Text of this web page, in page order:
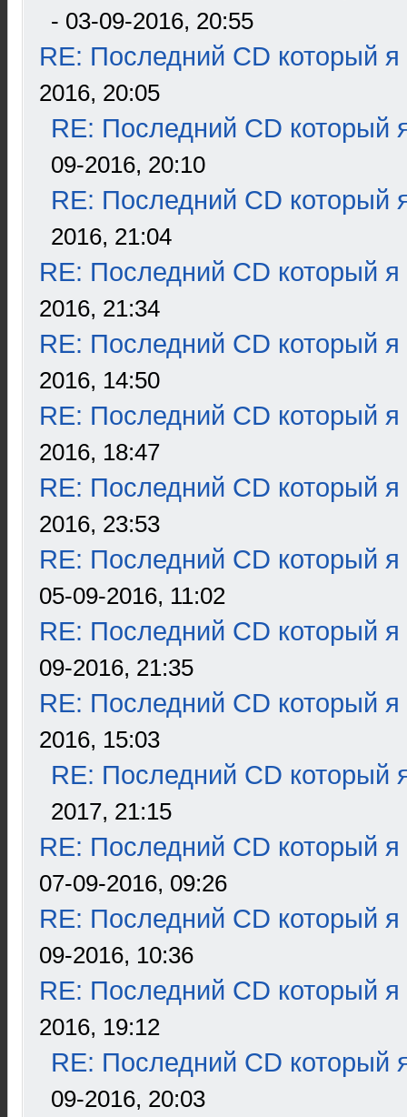
- 03-09-2016, 20:55
RE: Последний CD который я
2016, 20:05
RE: Последний CD который
09-2016, 20:10
RE: Последний CD который
2016, 21:04
RE: Последний CD который я
2016, 21:34
RE: Последний CD который я
2016, 14:50
RE: Последний CD который я
2016, 18:47
RE: Последний CD который я
2016, 23:53
RE: Последний CD который я
05-09-2016, 11:02
RE: Последний CD который я
09-2016, 21:35
RE: Последний CD который я
2016, 15:03
RE: Последний CD который
2017, 21:15
RE: Последний CD который я
07-09-2016, 09:26
RE: Последний CD который я
09-2016, 10:36
RE: Последний CD который я
2016, 19:12
RE: Последний CD который
09-2016, 20:03